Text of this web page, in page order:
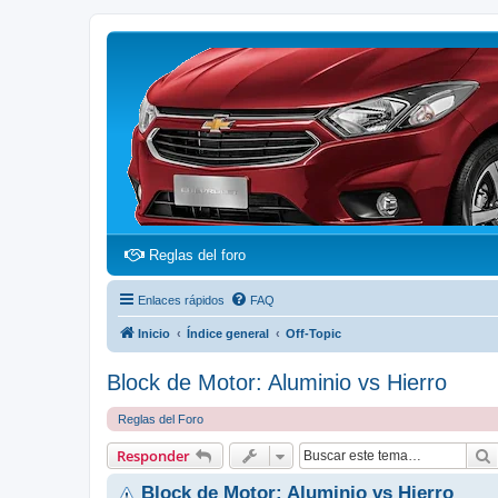
Reglas del foro(Opens a new tab)
Enlaces rápidos FAQ
Inicio Índice general Off-Topic
Block de Motor: Aluminio vs Hierro
Reglas del Foro
Responder
Block de Motor: Aluminio vs Hierro